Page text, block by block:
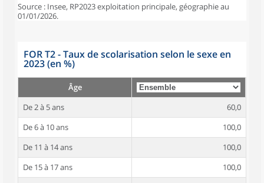
Source : Insee, RP2023 exploitation principale, géographie au
01/01/2026.
FOR T2 - Taux de scolarisation selon le sexe en
2023 (en %)
Âge
De 2 à 5 ans
60,0
De 6 à 10 ans
100,0
De 11 à 14 ans
100,0
De 15 à 17 ans
100,0